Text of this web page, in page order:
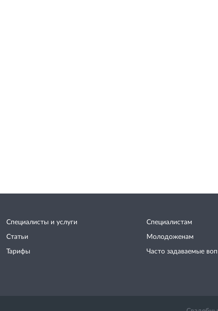
Специалисты и услуги
Статьи
Тарифы
Специалистам
Молодоженам
Часто задаваемые